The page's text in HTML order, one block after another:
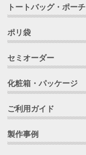
トートバッグ・ポーチ
ポリ袋
セミオーダー
化粧箱・パッケージ
ご利用ガイド
製作事例